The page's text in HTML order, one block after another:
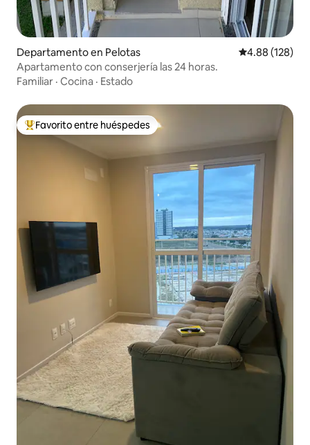
Departamento en Pelotas Calificación
4.88 (128)
Apartamento con conserjería las 24 horas.
Familiar · Cocina · Estado
De los mejores en Favorito entre huéspedes
Favorito entre huéspedes